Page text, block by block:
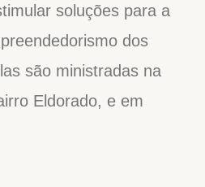
soluções para a
dos
são ministradas na
Eldorado, e em